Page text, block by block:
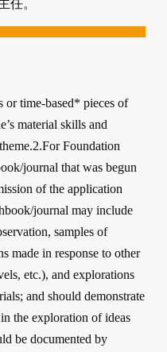
任。
time-based* pieces of
material skills and
Foundation
journal that was begun
of the application
journal may include
samples of
made in response to other
etc.), and explorations
and should demonstrate
the exploration of ideas
be documented by